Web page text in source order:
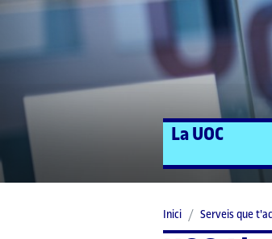
La UOC
Inici Serveis que